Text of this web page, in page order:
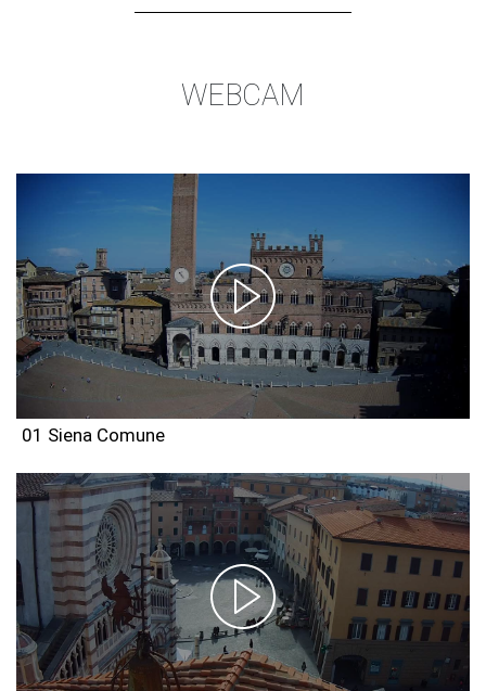
WEBCAM
01 Siena Comune